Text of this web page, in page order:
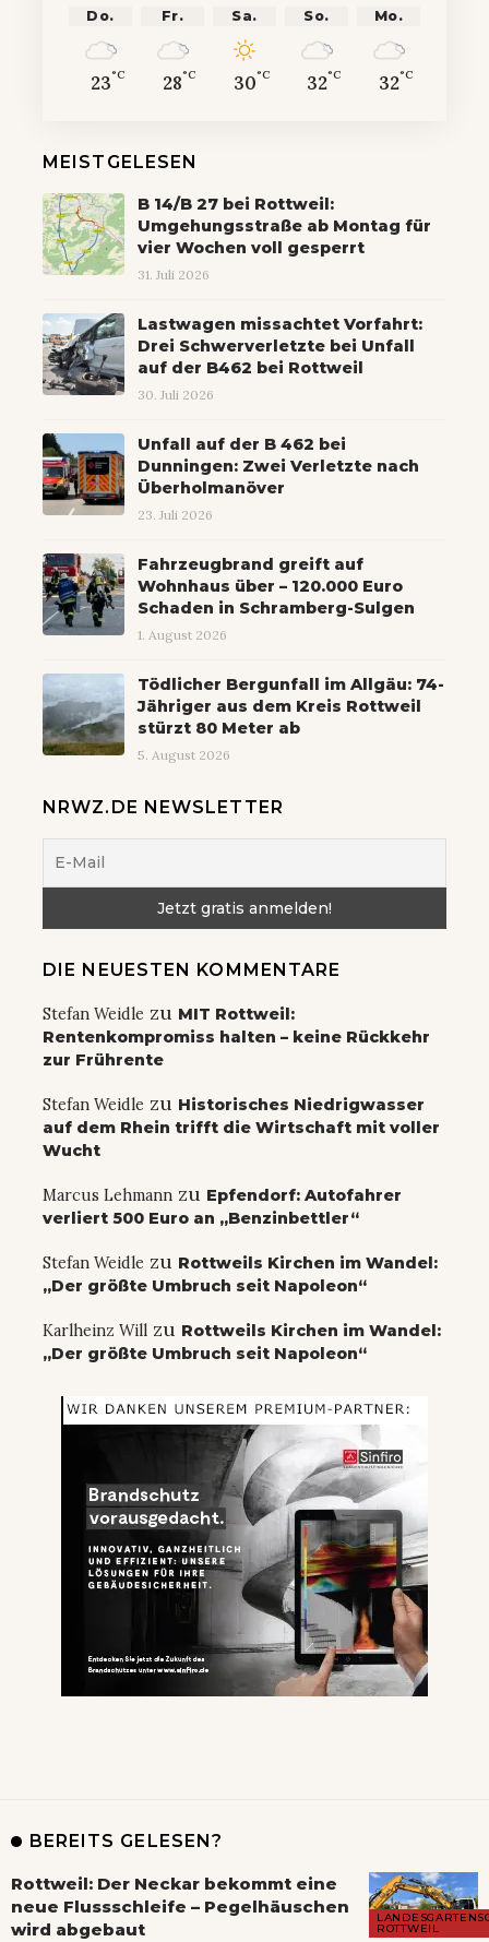
Do.
23°C
Fr.
28°C
Sa.
30°C
So.
32°C
Mo.
32°C
MEISTGELESEN
B 14/B 27 bei Rottweil:
Umgehungsstraße ab Montag für
vier Wochen voll gesperrt
31. Juli 2026
Lastwagen missachtet Vorfahrt:
Drei Schwerverletzte bei Unfall
auf der B462 bei Rottweil
30. Juli 2026
Unfall auf der B 462 bei
Dunningen: Zwei Verletzte nach
Überholmanöver
23. Juli 2026
Fahrzeugbrand greift auf
Wohnhaus über – 120.000 Euro
Schaden in Schramberg-Sulgen
1. August 2026
Tödlicher Bergunfall im Allgäu: 74-
Jähriger aus dem Kreis Rottweil
stürzt 80 Meter ab
5. August 2026
NRWZ.DE NEWSLETTER
DIE NEUESTEN KOMMENTARE
Stefan Weidle zu MIT Rottweil:
Rentenkompromiss halten – keine Rückkehr
zur Frührente
Stefan Weidle zu Historisches Niedrigwasser
auf dem Rhein trifft die Wirtschaft mit voller
Wucht
Marcus Lehmann zu Epfendorf: Autofahrer
verliert 500 Euro an „Benzinbettler“
Stefan Weidle zu Rottweils Kirchen im Wandel:
„Der größte Umbruch seit Napoleon“
Karlheinz Will zu Rottweils Kirchen im Wandel:
„Der größte Umbruch seit Napoleon“
BEREITS GELESEN?
ROTTWEIL
Rottweil: Der Neckar bekommt eine
neue Flussschleife – Pegelhäuschen
wird abgebaut